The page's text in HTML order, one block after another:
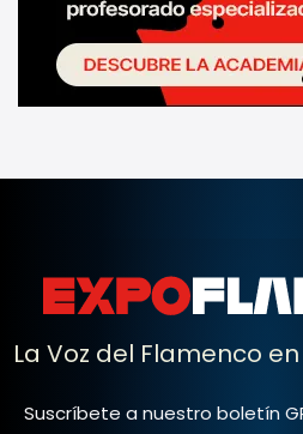
La Voz del Flamenco
Suscríbete a nuestro boletín